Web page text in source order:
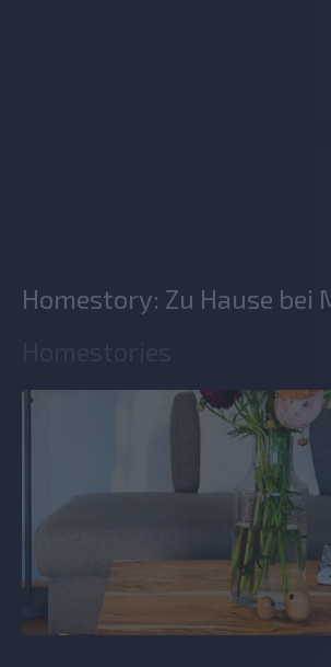
Homestory: Zu Hause bei